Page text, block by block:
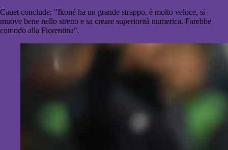
Cauet conclude: "Ikoné ha un grande strappo, è molto veloce, si
muove bene nello stretto e sa creare superiorità numerica. Farebbe
comodo alla Fiorentina".